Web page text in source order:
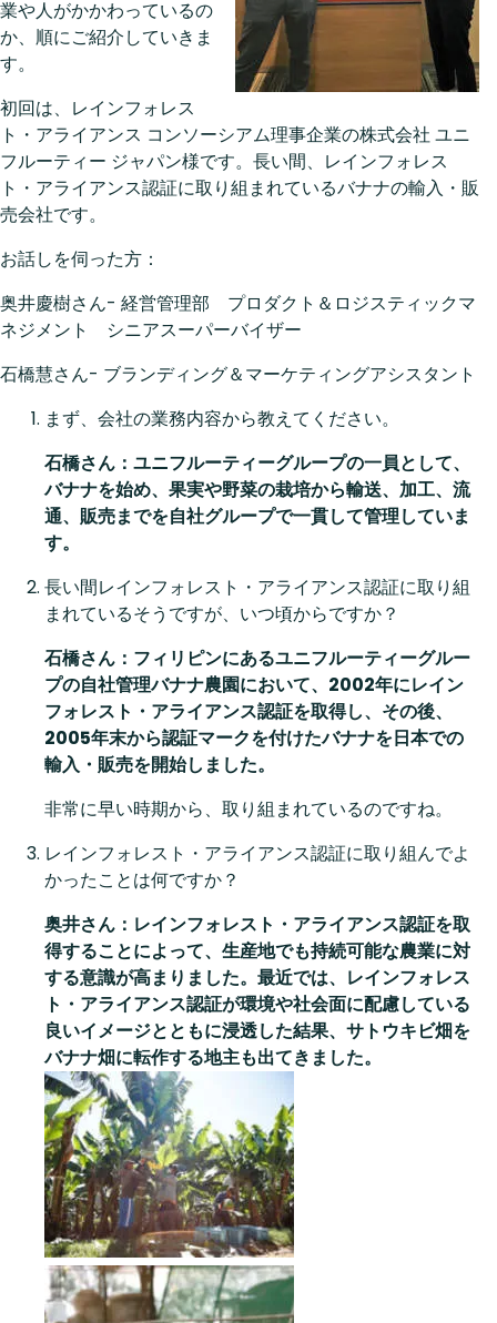
業や人がかかわっているの
か、順にご紹介していきま
す。
初回は、レインフォレス
ト・アライアンス コンソーシアム理事企業の株式会社 ユニ
フルーティー ジャパン様です。長い間、レインフォレス
ト・アライアンス認証に取り組まれているバナナの輸入・販
売会社です。
お話しを伺った方：
奥井慶樹さん- 経営管理部 プロダクト＆ロジスティックマ
ネジメント シニアスーパーバイザー
石橋慧さん- ブランディング＆マーケティングアシスタント
まず、会社の業務内容から教えてください。
石橋さん：ユニフルーティーグループの一員として、
バナナを始め、果実や野菜の栽培から輸送、加工、流
通、販売までを自社グループで一貫して管理していま
す。
長い間レインフォレスト・アライアンス認証に取り組
まれているそうですが、いつ頃からですか？
石橋さん：フィリピンにあるユニフルーティーグルー
プの自社管理バナナ農園において、2002年にレイン
フォレスト・アライアンス認証を取得し、その後、
2005年末から認証マークを付けたバナナを日本での
輸入・販売を開始しました。
非常に早い時期から、取り組まれているのですね。
レインフォレスト・アライアンス認証に取り組んでよ
かったことは何ですか？
奥井さん：レインフォレスト・アライアンス認証を取
得することによって、生産地でも持続可能な農業に対
する意識が高まりました。最近では、レインフォレス
ト・アライアンス認証が環境や社会面に配慮している
良いイメージとともに浸透した結果、サトウキビ畑を
バナナ畑に転作する地主も出てきました。